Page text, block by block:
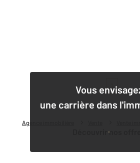
Agence immobilière
Vous
une carrière dans
Découvrir nos